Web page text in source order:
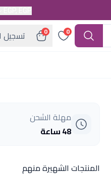
0
0
تسجيل
مهلة الشحن
48 ساعة
المنتجات الشهيرة منهم